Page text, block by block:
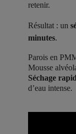
retenir.
Résultat : un
minutes.
Parois en
Mousse
Séchage
d’eau intense.